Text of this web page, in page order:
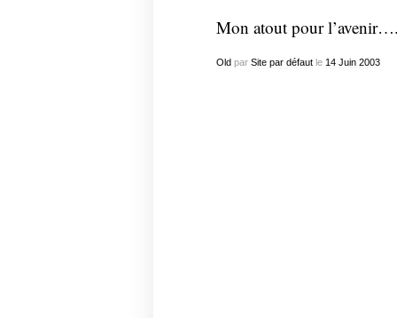
Mon atout pour
Old par Site par défautle 14 Juin 2003